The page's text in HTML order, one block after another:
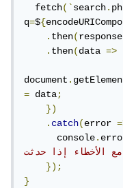
  fetch
(`search.
q=${
.then(
.then(data =>
document.
= data;
})
.catch(error
      console
.
الأخطاء إذا حدثت
});
}